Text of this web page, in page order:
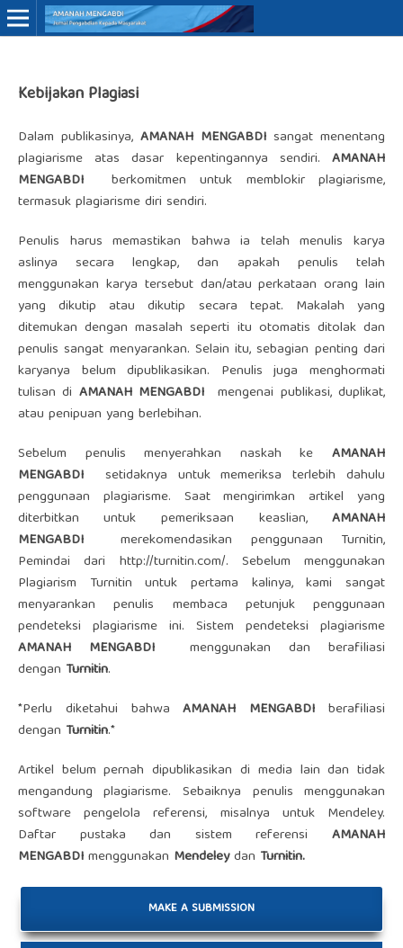
Kebijakan Plagiasi
Dalam publikasinya, AMANAH MENGABDI sangat menentang
plagiarisme atas dasar kepentingannya sendiri.AMANAH
MENGABDI
berkomitmen untuk memblokir plagiarisme,
termasuk plagiarisme diri sendiri.
Penulis harus memastikan bahwa ia telah menulis karya
aslinya secara lengkap, dan apakah penulis telah
menggunakan karya tersebut dan/atau perkataan orang lain
yang dikutip atau dikutip secara tepat. Makalah yang
ditemukan dengan masalah seperti itu otomatis ditolak dan
penulis sangat menyarankan. Selain itu, sebagian penting dari
karyanya belum dipublikasikan. Penulis juga menghormati
tulisan di AMANAH MENGABDI mengenai publikasi, duplikat,
atau penipuan yang berlebihan.
Sebelum penulis menyerahkan naskah keAMANAH
MENGABDI
setidaknya untuk memeriksa terlebih dahulu
penggunaan plagiarisme. Saat mengirimkan artikel yang
diterbitkan untuk pemeriksaan keaslian,AMANAH
MENGABDI
merekomendasikan penggunaan Turnitin,
Pemindai dari http://turnitin.com/. Sebelum menggunakan
Plagiarism Turnitin untuk pertama kalinya, kami sangat
menyarankan penulis membaca petunjuk penggunaan
pendeteksi plagiarisme ini. Sistem pendeteksi plagiarisme
AMANAH MENGABDI
menggunakan dan berafiliasi
dengan Turnitin.
*Perlu diketahui bahwaAMANAH MENGABDI berafiliasi
dengan Turnitin.*
Artikel belum pernah dipublikasikan di media lain dan tidak
mengandung plagiarisme. Sebaiknya penulis menggunakan
software pengelola referensi, misalnya untuk Mendeley.
Daftar pustaka dan sistem referensiAMANAH
MENGABDImenggunakan Mendeleydan Turnitin.
MAKE A SUBMISSION